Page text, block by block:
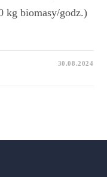
kg biomasy/godz.)
30.08.2024